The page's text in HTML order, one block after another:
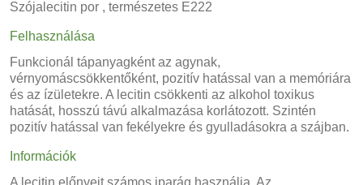
Szójalecitin por , természetes E222
Felhasználása
Funkcionál tápanyagként az agynak,
vérnyomáscsökkentőként, pozitív hatással van a memóriára
és az ízületekre. A lecitin csökkenti az alkohol toxikus
hatását, hosszú távú alkalmazása korlátozott. Szintén
pozitív hatással van fekélyekre és gyulladásokra a szájban.
Információk
A lecitin előnyeit számos iparág használja. Az